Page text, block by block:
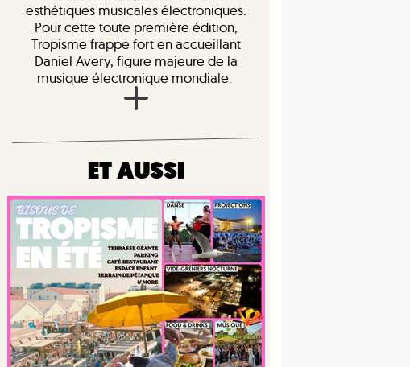
esthétiques musicales électroniques.
Pour cette toute première édition,
Tropisme frappe fort en accueillant
Daniel Avery, figure majeure de la
musique électronique mondiale.
ET AUSSI